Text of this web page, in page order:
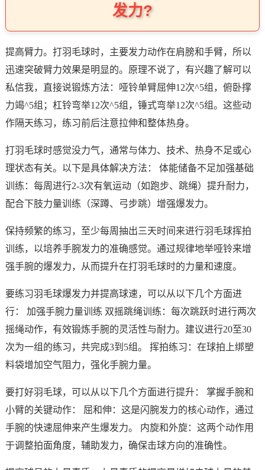
发力?
提高臂力。打羽毛球时，主要发力动作在肩膀和手臂，所以
迅速突破臂力效果是明显的。原理不说了，有兴趣了解可以
私信我，直接说锻炼方法：哑铃单臂屈伸12次^5组，俯卧撑
力竭^5组；杠铃弯举12次^5组，锤式弯举12次^5组。这些动
作隔天练习，练习前后注意拉伸和整体热身。
打羽毛球时感觉没力气，通常与体力、技术、热身不足或心
理状态有关。以下是具体解决方法： 体能储备不足加强基础
训练：每周进行2-3次有氧运动（如跑步、跳绳）提升耐力，
配合下肢力量训练（深蹲、弓步跳）增强爆发力。
保持频繁的练习，至少每周抽出三天时间来进行羽毛球挥拍
训练，以培养手腕发力的准确感觉。通过规律地举哑铃来增
强手腕的爆发力，从而提升在打羽毛球时的力量和速度。
要练习羽毛球爆发力并提高球速，可以从以下几个方面进
行： 加强手腕力量训练 双摇跳绳训练：每次跳跃时进行两次
摇绳动作，有效锻炼手腕的灵活性与耐力。建议进行20至30
次为一组的练习，共完成3到5组。 挥拍练习：在球拍上绑塑
料袋增加空气阻力，强化手腕力量。
要打好羽毛球，可以从以下几个方面进行提升： 掌握手腕和
小臂的关键动作： 屈和伸：这是闪腕发力的核心动作，通过
手腕的快速屈伸来产生爆发力。 内旋和外旋：这两个动作用
于调整拍面角度，辅助发力，确保击球方向的准确性。